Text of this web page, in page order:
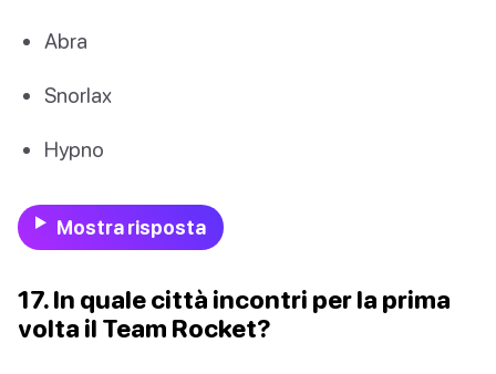
Abra
Snorlax
Hypno
Mostra risposta
17. In quale città incontri per la prima
volta il Team Rocket?